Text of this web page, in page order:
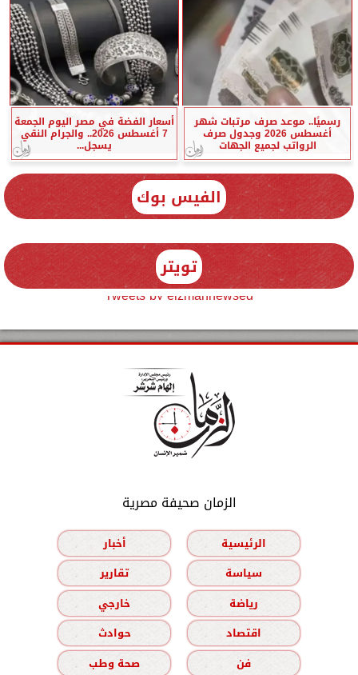
رسميًا.. موعد صرف مرتبات شهر
أغسطس 2026 وجدول صرف
الرواتب لجميع الجهات
أسعار الفضة في مصر اليوم الجمعة
7 أغسطس 2026.. والجرام النقي
يسجل...
الفيس بوك
تويتر
Tweets by elzmannewseg
الزمان صحيفة مصرية
الرئيسية
أخبار
سياسة
تقارير
رياضة
خارجي
اقتصاد
حوادث
فن
صحة وطب